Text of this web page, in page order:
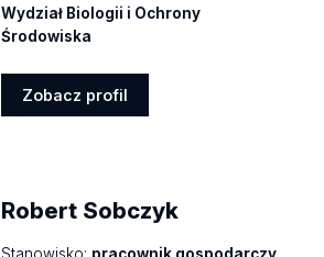
Wydział Biologii i Ochrony
Środowiska
Zobacz profil
Robert Sobczyk
Stanowisko: pracownik gospodarczy